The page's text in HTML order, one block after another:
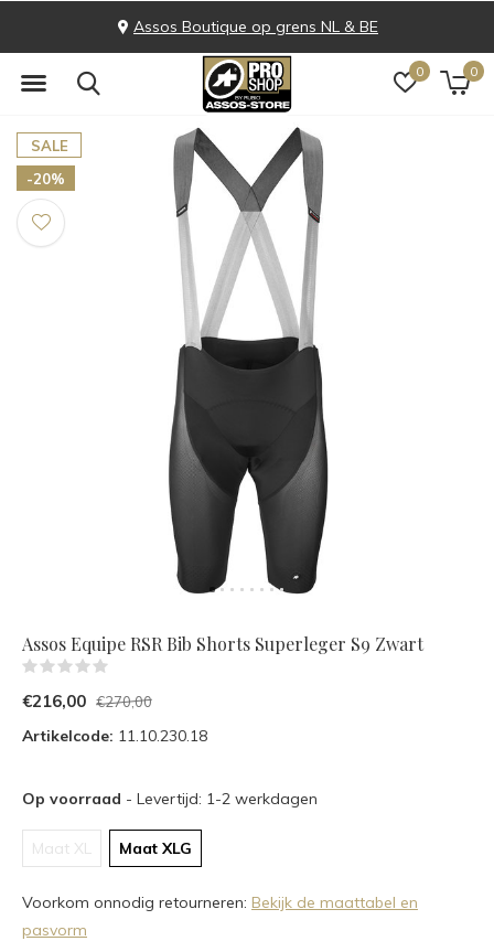
0 0
Assos Boutique op grens NL & BE
SALE
-20%
Assos Equipe RSR Bib Shorts Superleger S9 Zwart
€216,00 €270,00
Artikelcode: 11.10.230.18
Op voorraad - Levertijd: 1-2 werkdagen
Maat XL Maat XLG
Voorkom onnodig retourneren: Bekijk de maattabel en
pasvorm